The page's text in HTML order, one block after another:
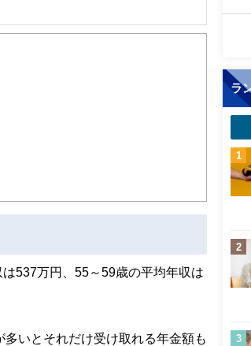
う視点で、お金の知識がない方でも理解でき
、住宅ローンアドバイザー、DCプランナ
上の有資格者を執筆者・監修者として迎
537万円、55～59歳の平均年収は
いとそれだけ受け取れる年金額も
ラ